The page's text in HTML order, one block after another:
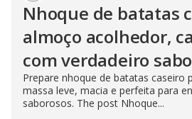
Nhoque de batatas
almoço acolhedor,
com verdadeiro
Prepare nhoque de batatas caseiro
massa leve, macia e perfeita para
saborosos. The post Nhoque...